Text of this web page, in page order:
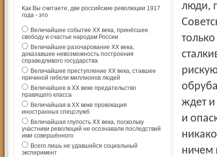
Как Вы считаете, две российские революции 1917
года - это
Величайшее событие ХХ века, принёсшее
свободу и счастье народам России
Величайшее разочарование ХХ века,
доказавшее невозможность построения
справедливого государства
Величайшее преступление ХХ века, ставшее
причиной гибели миллионов людей
Величайшее в ХХ веке предательство
правящего класса
Величайшая в ХХ веке провокация
иностранных спецслужб
Величайшая глупость ХХ века, поскольку
участники революций не осознавали последствий
ими совершённого
Всего лишь не удавшийся социальный
эксперимент
люди,
ждет и
и
ничем